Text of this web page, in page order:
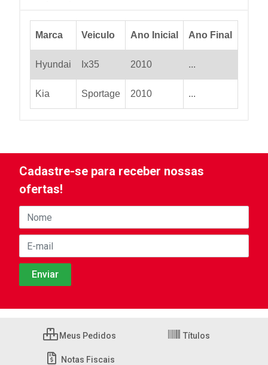
Marca Veiculo Ano Inicial Ano Final
Hyundai Ix35 2010 ...
Kia Sportage 2010 ...
Cadastre-se para receber nossas
ofertas!
Meus Pedidos Títulos
Notas Fiscais